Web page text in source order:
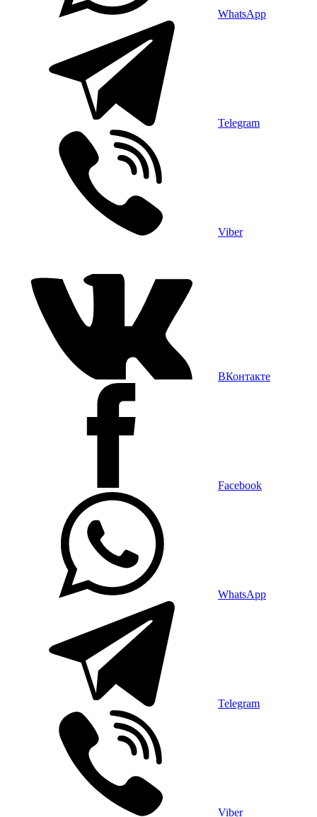
WhatsApp
Telegram
Viber
ВКонтакте
Facebook
WhatsApp
Telegram
Viber